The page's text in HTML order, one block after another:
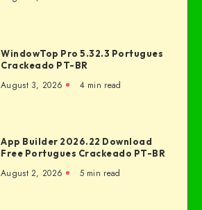
WindowTop Pro 5.32.3 Portugues
Crackeado PT-BR
August 3, 2026 4 min read
App Builder 2026.22 Download
Free Portugues Crackeado PT-BR
August 2, 2026 5 min read